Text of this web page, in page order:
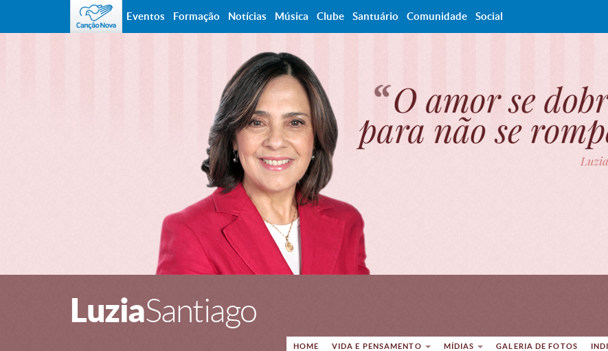
LuziaSantiago
HOME VIDA E PENSAMENTO MÍDIAS GALERIA DE FOTOS
Eventos Formação Notícias Música Clube Santuário Comunidade Social